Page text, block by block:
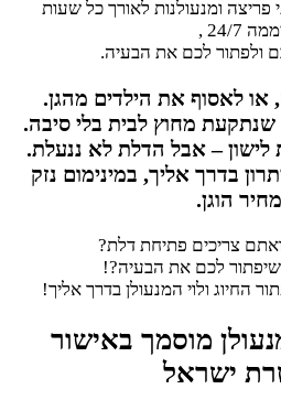
פריצה ומנעולנות לאורך כל שעות
24/7 ,
ולפתור לכם את הבעיה.
לאסוף את הילדים מהגן.
שנתקעת מחוץ לבית בלי סיבה.
– אבל הדלת לא ננעלת.
בדרך אליך, במינימום נזק
הוגן.
צריכים פתיחת דלת?
שיפתור לכם את הבעיה?!
החיוג ולוי המנעולן בדרך אליך!
מוסמך באישור
ישראל